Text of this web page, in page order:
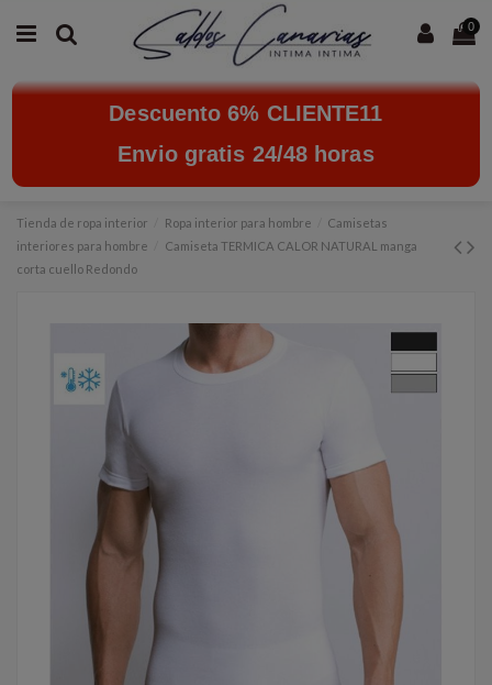
0
Descuento 6% CLIENTE11
Envio gratis 24/48 horas
Tienda de ropa interior Ropa interior para hombre
Camisetas
interiores para hombre
Camiseta TERMICA CALOR NATURAL manga
corta cuello Redondo